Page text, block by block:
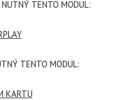
NUTNÝ TENTO MODUL:
TENTO MODUL:
KARTU